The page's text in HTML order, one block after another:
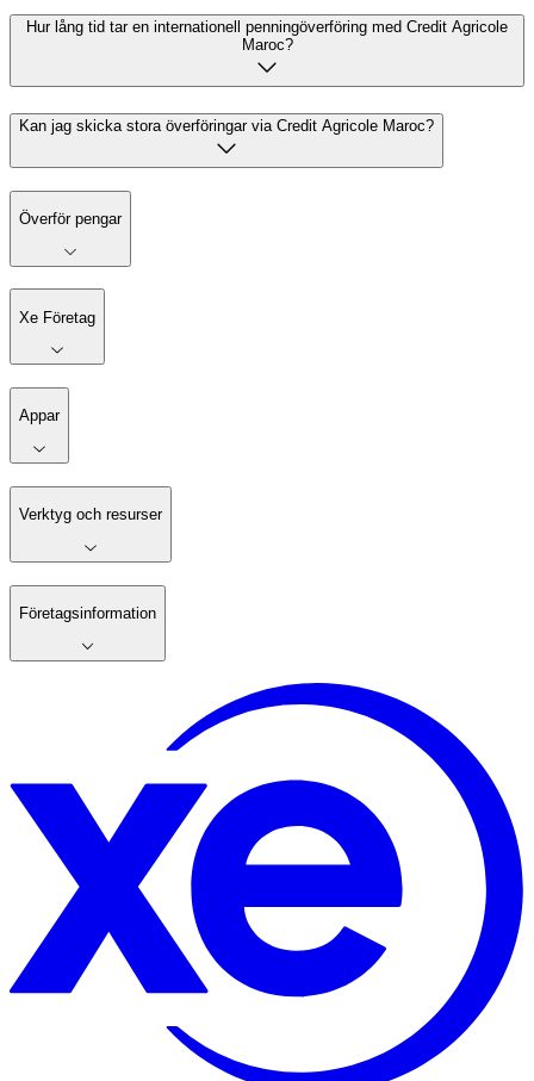
Hur lång tid tar en internationell penningöverföring med Credit Agricole
Maroc?
Kan jag skicka stora överföringar via Credit Agricole Maroc?
Överför pengar
Xe Företag
Appar
Verktyg och resurser
Företagsinformation